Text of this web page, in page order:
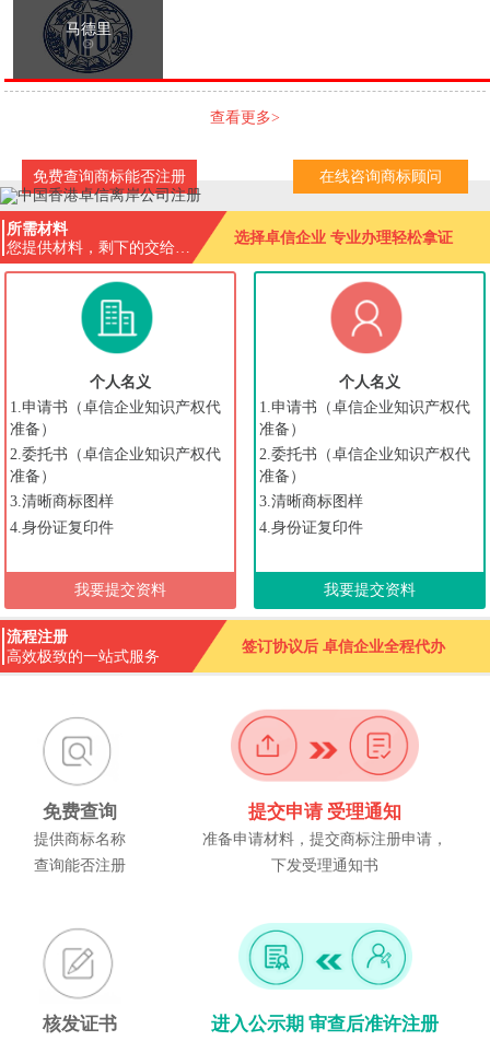
马德里
查看更多>
免费查询商标能否注册 在线咨询商标顾问
所需材料
您提供材料，剩下的交给我
们
选择卓信企业 专业办理轻松拿证
个人名义
1.申请书（卓信企业知识产权代
准备）
2.委托书（卓信企业知识产权代
准备）
3.清晰商标图样
4.身份证复印件
我要提交资料
个人名义
1.申请书（卓信企业知识产权代
准备）
2.委托书（卓信企业知识产权代
准备）
3.清晰商标图样
4.身份证复印件
我要提交资料
流程注册
高效极致的一站式服务
签订协议后 卓信企业全程代办
免费查询
提供商标名称
查询能否注册
核发证书
提交申请 受理通知
准备申请材料，提交商标注册申请，
下发受理通知书
进入公示期 审查后准许注册